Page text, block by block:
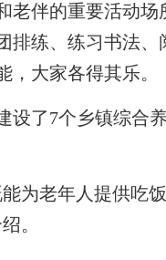
伴的重要活动场
排练、练习书法
大家各得其乐。
了7个乡镇综合
老年人提供吃
。